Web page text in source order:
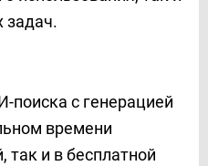
задач.
с генерацией
времени
так и в бесплатной